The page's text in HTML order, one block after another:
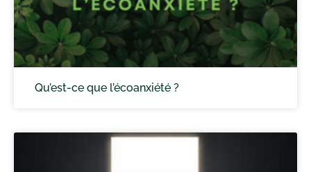
Qu’est-ce que l’écoanxiété ?